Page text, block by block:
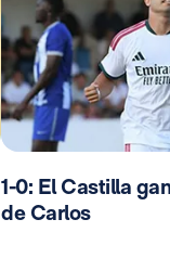
1-0: El Castilla
de Carlos